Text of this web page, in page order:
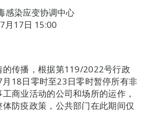
感染应变协调中心
月17日 15:00
的传播，根据第119/2022号行政
18日零时至23日零时暂停所有非
商业活动的公司和场所的运作，
防疫政策，公共部门在此期间仅